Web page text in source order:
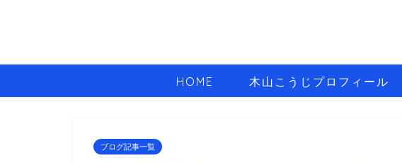
HOME 木山こうじプロフィール
ブログ記事一覧